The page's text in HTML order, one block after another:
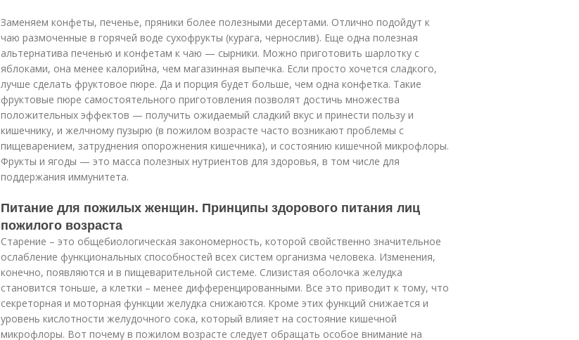
Заменяем конфеты, печенье, пряники более полезными десертами. Отлично подойдут к
чаю размоченные в горячей воде сухофрукты (курага, чернослив). Еще одна полезная
альтернатива печенью и конфетам к чаю — сырники. Можно приготовить шарлотку с
яблоками, она менее калорийна, чем магазинная выпечка. Если просто хочется сладкого,
лучше сделать фруктовое пюре. Да и порция будет больше, чем одна конфетка. Такие
фруктовые пюре самостоятельного приготовления позволят достичь множества
положительных эффектов — получить ожидаемый сладкий вкус и принести пользу и
кишечнику, и желчному пузырю (в пожилом возрасте часто возникают проблемы с
пищеварением, затруднения опорожнения кишечника), и состоянию кишечной микрофлоры.
Фрукты и ягоды — это масса полезных нутриентов для здоровья, в том числе для
поддержания иммунитета.
Питание для пожилых женщин. Принципы здорового питания лиц
пожилого возраста
Старение – это общебиологическая закономерность, которой свойственно значительное
ослабление функциональных способностей всех систем организма человека. Изменения,
конечно, появляются и в пищеварительной системе. Слизистая оболочка желудка
становится тоньше, а клетки – менее дифференцированными. Все это приводит к тому, что
секреторная и моторная функции желудка снижаются. Кроме этих функций снижается и
уровень кислотности желудочного сока, который влияет на состояние кишечной
микрофлоры. Вот почему в пожилом возрасте следует обращать особое внимание на